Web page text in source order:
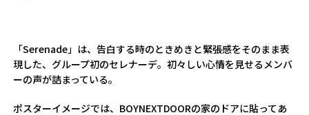
「Serenade」は、告白する時のときめきと緊張感をそのまま表
現した、グループ初のセレナーデ。初々しい心情を見せるメンバ
ーの声が詰まっている。
ポスターイメージでは、BOYNEXTDOORの家のドアに貼ってあ